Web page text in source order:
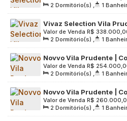
varanda | sem vaga
Leste, 03136-040, Vila
Brasil
2 Dormitório(s) , 1
Sala(s) , Útil: 33.00m² ,
Vivaz Selection Vila
Construção | 36 metros
varanda | sem vaga
R$
Valor de Venda
Leste, 03136-040, Vila
Brasil
2 Dormitório(s) , 1
Sala(s) , Útil: 36.00m² ,
Novvo Vila Prudente |
Construção | 31 metros
varanda | sem vaga
R$
Valor de Venda
Leste, 03132-060, Vila
2 Dormitório(s) , 1
Sala(s) , Útil: 31.00m² ,
Novvo Vila Prudente |
Construção | 32 metros
varanda | sem vaga
R$
Valor de Venda
03132-060, Vila Prudente,
2 Dormitório(s) , 1
Sala(s) , Útil: 32.00m² ,